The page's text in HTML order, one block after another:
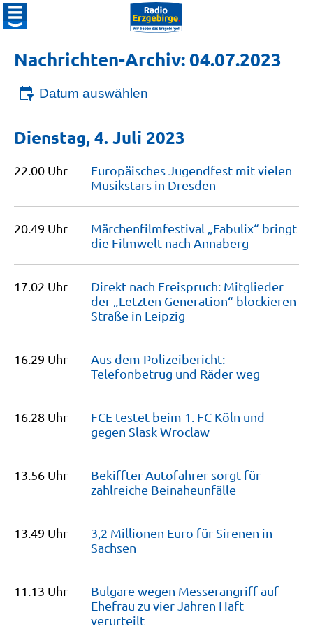
Nachrichten-Archiv: 04.07.2023
Datum auswählen
Dienstag, 4. Juli 2023
22.00 Uhr
Europäisches Jugendfest mit vielen
Musikstars in Dresden
20.49 Uhr
Märchenfilmfestival „Fabulix“ bringt
die Filmwelt nach Annaberg
17.02 Uhr
Direkt nach Freispruch: Mitglieder
der „Letzten Generation“ blockieren
Straße in Leipzig
16.29 Uhr
Aus dem Polizeibericht:
Telefonbetrug und Räderweg
16.28 Uhr
FCE testet beim 1. FC Köln und
gegen SlaskWroclaw
13.56 Uhr
Bekiffter Autofahrer sorgt für
zahlreiche Beinaheunfälle
13.49 Uhr
3,2 Millionen Euro für Sirenen in
Sachsen
11.13 Uhr
Bulgare wegen Messerangriff auf
Ehefrau zu vier Jahren Haft
verurteilt